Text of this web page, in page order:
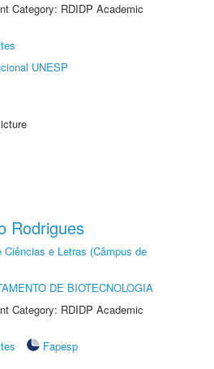
Category: RDIDP Academic
UNESP
Rodrigues
Ciências e Letras (Câmpus de
DE BIOTECNOLOGIA
Category: RDIDP Academic
Fapesp